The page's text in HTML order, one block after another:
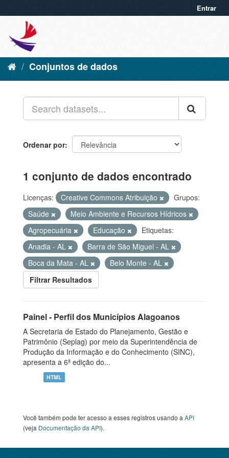
Entrar
Conjuntos de dados
Ordenar por
1 conjunto de dados encontrado
Licenças: Creative Commons Atribuição
Grupos:
Saúde
Meio Ambiente e Recursos Hídricos
Agropecuária
Educação
Etiquetas:
Anadia - AL
Barra de São Miguel - AL
Boca da Mata - AL
Belo Monte - AL
Filtrar Resultados
Painel - Perfil dos Municípios Alagoanos
A Secretaria de Estado do Planejamento, Gestão e
Patrimônio (Seplag) por meio da Superintendência de
Produção da Informação e do Conhecimento (SINC),
apresenta a 6ª edição do...
HTML
Você também pode ter acesso a esses registros usando a API
(veja Documentação da API).